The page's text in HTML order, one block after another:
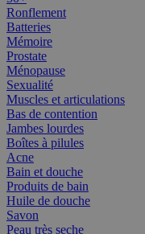
Ronflement
Batteries
Mémoire
Prostate
Ménopause
Sexualité
Muscles et articulations
Bas de contention
Jambes lourdes
Boîtes à pilules
Acne
Bain et douche
Produits de bain
Huile de douche
Savon
Peau très seche